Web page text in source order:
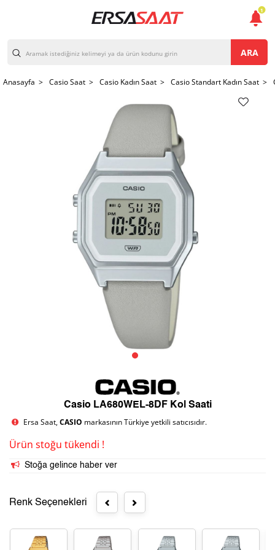
ARA
Anasayfa > Casio Saat > Casio Kadın Saat > Casio Standart Kadın Saat >
Casio LA680WEL-8DF Kol Saati
Ersa Saat,CASIO markasının Türkiye yetkili satıcısıdır.
Ürün stoğu tükendi !
Stoğa gelince haber ver
Renk Seçenekleri
1